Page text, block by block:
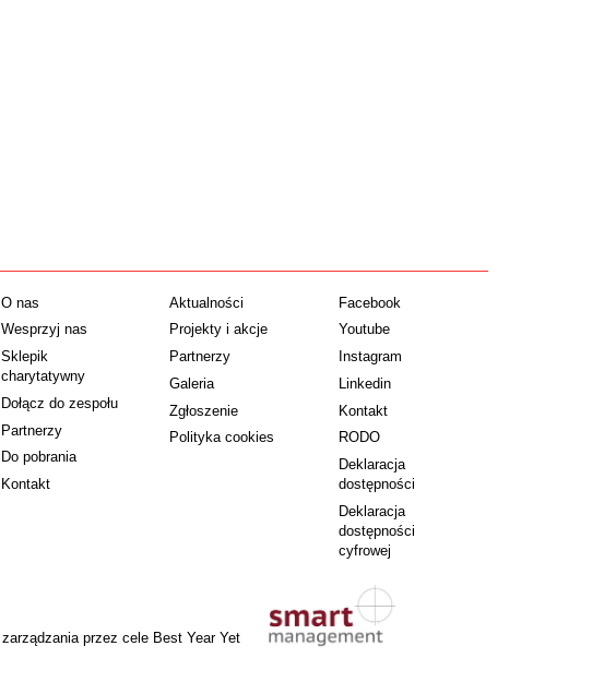
O nas
Wesprzyj nas
Sklepik
charytatywny
Dołącz do zespołu
Partnerzy
Do pobrania
Kontakt
Aktualności
Projekty i akcje
Partnerzy
Galeria
Zgłoszenie
Polityka cookies
Facebook
Youtube
Instagram
Linkedin
Kontakt
RODO
Deklaracja
dostępności
Deklaracja
dostępności
cyfrowej
przez cele Best Year Yet